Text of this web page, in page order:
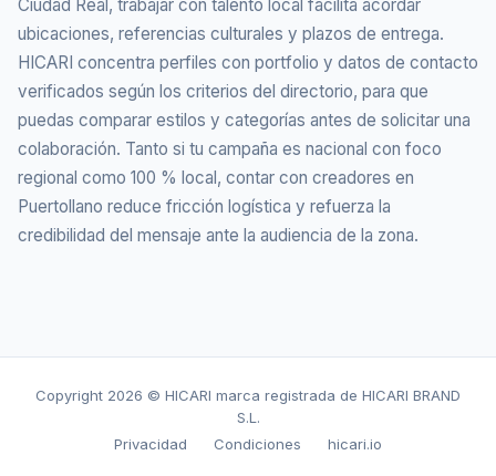
Ciudad Real, trabajar con talento local facilita acordar
ubicaciones, referencias culturales y plazos de entrega.
HICARI concentra perfiles con portfolio y datos de contacto
verificados según los criterios del directorio, para que
puedas comparar estilos y categorías antes de solicitar una
colaboración. Tanto si tu campaña es nacional con foco
regional como 100 % local, contar con creadores en
Puertollano reduce fricción logística y refuerza la
credibilidad del mensaje ante la audiencia de la zona.
Copyright 2026 © HICARI marca registrada de HICARI BRAND
S.L.
Privacidad
Condiciones hicari.io